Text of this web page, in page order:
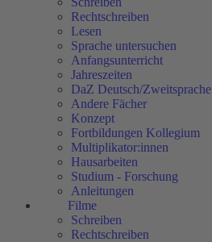
Rechtschreiben
Lesen
Sprache untersuchen
Anfangsunterricht
Jahreszeiten
DaZ Deutsch/Zweitsprache
Andere Fächer
Konzept
Fortbildungen Kollegium
Multiplikator:innen
Hausarbeiten
Studium - Forschung
Anleitungen
Filme
Schreiben
Rechtschreiben